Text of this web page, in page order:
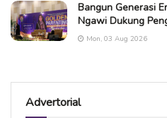
Bangun Generasi
Ngawi Dukung
Mon, 03 Aug 2026
Advertorial